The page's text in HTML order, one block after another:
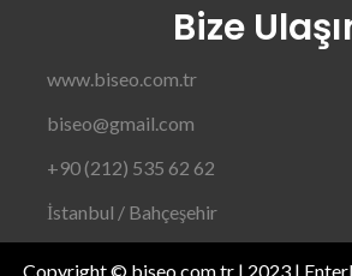
Bize
www.biseo.com.tr
biseo@gmail.com
+90 (212) 535 62 62
İstanbul / Bahçeşehir
Copyright © biseo.com.tr | 2023 |